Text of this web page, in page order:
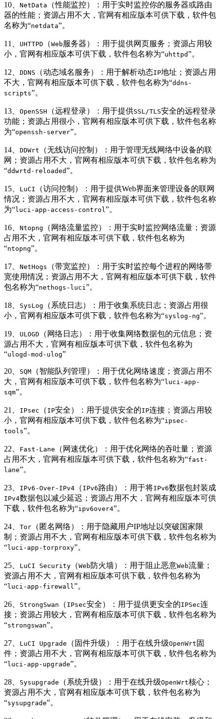
10、 NetData
（性能监控）：用于实时监控你的服务器或路由
器的性能；资源占用不大，官网有相应版本可供下载，软件包
名称为“netdata”。
11、 UHTTPD （Web 服务器）：用于提供网页服务；资源占用较
小，官网有相应版本可供下载，软件包名称为“uhttpd”。
12、 DDNS （动态域名服务）：用于解析动态IP地址；资源占用
不大，官网有相应版本可供下载，软件包名称为“ddns-
scripts”。
13、 OpenSSH （远程登录）：用于提供SSL/TLS安全的远程登录
功能；资源占用很小，官网有相应版本可供下载，软件包名称
为“openssh-server”。
14、 DDWrt
（无线访问控制）：用于管理无线网络中设备的联
网；资源占用不大，官网有相应版本可供下载，软件包名称为
“ddwrtd-reloaded”。
15、 LuCI
（访问控制）：用于提供Web界面来管理设备的联网
情况；资源占用不大，官网有相应版本可供下载，软件包名称
为“luci-app-access-control”。
16、 Ntopng
（网络流量监控）：用于实时监控网络流量；资源
占用不大，官网有相应版本可供下载，软件包名称为
“ntopng”。
17、 NetHogs
（带宽监控）：用于实时监控每个进程的网络带
宽使用情况；资源占用不大，官网有相应版本可供下载，软件
包名称为“nethogs-luci”。
18、 SysLog
（系统日志）：用于收集系统日志；资源占用很
小，官网有相应版本可供下载，软件包名称为“syslog-ng”。
19、 ULOGD
（网络日志）：用于收集网络数据包的元信息；资
源占用不大，官网有相应版本可供下载，软件包名称为
“ulogd-mod-ulog”
20、 SQM （智能队列管理）：用于优化网络速度；资源占用不
大，官网有相应版本可供下载，软件包名称为“luci-app-
sqm”。
21、 IPsec （ IP安全）：用于提供安全的IP连接；资源占用较
小，官网有相应版本可供下载，软件包名称为“ipsec-
tools”。
22、 Fast-Lane
（网速优化）：用于优化网络的吞吐量；资源
占用不大，官网有相应版本可供下载，软件包名称为“fast-
lane”。
23、 IPv6-Over-IPv4 （ IPv6路由）：用于将IPv6数据包封装成
IPv4数据包以减少延迟；资源占用不大，官网有相应版本可供
下载，软件包名称为“ipv6over4”。
24、 Tor （匿名网络）：用于隐藏用户IP地址以突破国家限
制；资源占用不大，官网有相应版本可供下载，软件包名称为
“luci-app-torproxy”。
25、 LuCI Security （Web 防火墙）：用于阻止恶意Web流量；
资源占用不大，官网有相应版本可供下载，软件包名称为
“luci-app-firewall”。
26、 StrongSwan （ IPsec安全）：用于提供更安全的IPSec连
接；资源占用较大，官网有相应版本可供下载，软件包名称为
“strongswan”。
27、 LuCI Upgrade （固件升级）：用于在线升级OpenWrt 固
件；资源占用不大，官网有相应版本可供下载，软件包名称为
“luci-app-upgrade”。
28、 Sysupgrade （系统升级）：用于在线升级OpenWrt核心；
资源占用不大，官网有相应版本可供下载，软件包名称为
“sysupgrade”。